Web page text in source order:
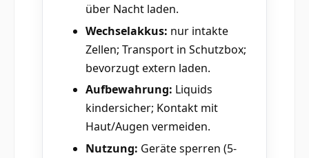
über Nacht laden.
Wechselakkus: nur intakte
Zellen; Transport in Schutzbox;
bevorzugt extern laden.
Aufbewahrung: Liquids
kindersicher; Kontakt mit
Haut/Augen vermeiden.
Nutzung: Geräte sperren (5-